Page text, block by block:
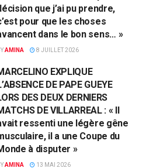
que j’ai pu prendre,
pour que les choses
dans le bon sens… »
AMINA 8 JUILLET 2026
EXPLIQUE
DE PAPE GUEYE
DES DEUX DERNIERS
DE VILLARREAL : « Il
ressenti une légère gêne
il a une Coupe du
à disputer »
AMINA 13 MAI 2026